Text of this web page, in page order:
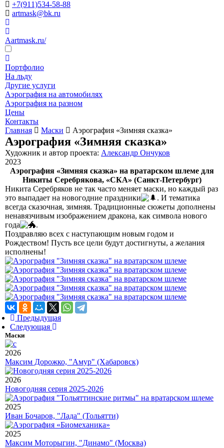
+7(911)534-58-88
artmask@bk.ru
Aartmask.ru/
Портфолио
На льду
Другие услуги
Аэрография на автомобилях
Аэрография на разном
Цены
Контакты
Главная
Маски Аэрография «Зимняя сказка»
Аэрография «Зимняя сказка»
Художник и автор проекта: Александр Ончуков
2023
Аэрография «Зимняя сказка» на вратарском шлеме для
Никиты Серебрякова, «СКА» (Санкт-Петербург)
Никита Серебряков не так часто меняет маски, но каждый раз
это выпадает на новогодние праздники
. И тематика
всегда сказочная, зимняя. Традиционные сюжеты дополнены
ненавязчивым изображением дракона, как символа нового
года
.
Поздравляю всех с наступающим новым годом и
Рождеством! Пусть все цели будут достигнуты, а желания
исполнены!
Предыдущая
Следующая
Маски
2026
Максим Дорожко, "Амур" (Хабаровск)
2026
Новогодняя серия 2025-2026
2025
Иван Бочаров, "Лада" (Тольятти)
2025
Максим Моторыгин, "Динамо" (Москва)